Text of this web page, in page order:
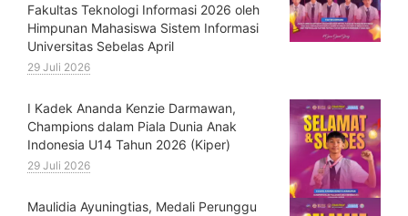
Fakultas Teknologi Informasi 2026 oleh
Himpunan Mahasiswa Sistem Informasi
Universitas Sebelas April
29 Juli 2026
⁠I Kadek Ananda Kenzie Darmawan,
Champions dalam Piala Dunia Anak
Indonesia U14 Tahun 2026 (Kiper)
29 Juli 2026
⁠Maulidia Ayuningtias, Medali Perunggu